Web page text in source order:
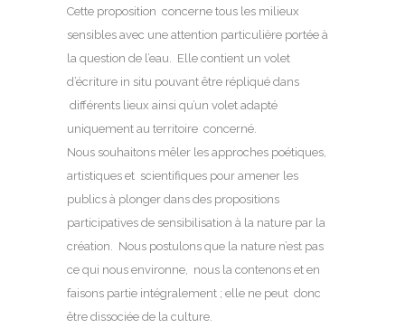
Cette proposition concerne tous les milieux
sensibles avec une attention particulière portée à
la question de l’eau. Elle contient un volet
d’écriture in situ pouvant être répliqué dans
différents lieux ainsi qu’un volet adapté
uniquement au territoire concerné.
Nous souhaitons mêler les approches poétiques,
artistiques et scientifiques pour amener les
publics à plonger dans des propositions
participatives de sensibilisation à la nature par la
création. Nous postulons que la nature n’est pas
ce qui nous environne, nous la contenons et en
faisons partie intégralement ; elle ne peut donc
être dissociée de la culture.